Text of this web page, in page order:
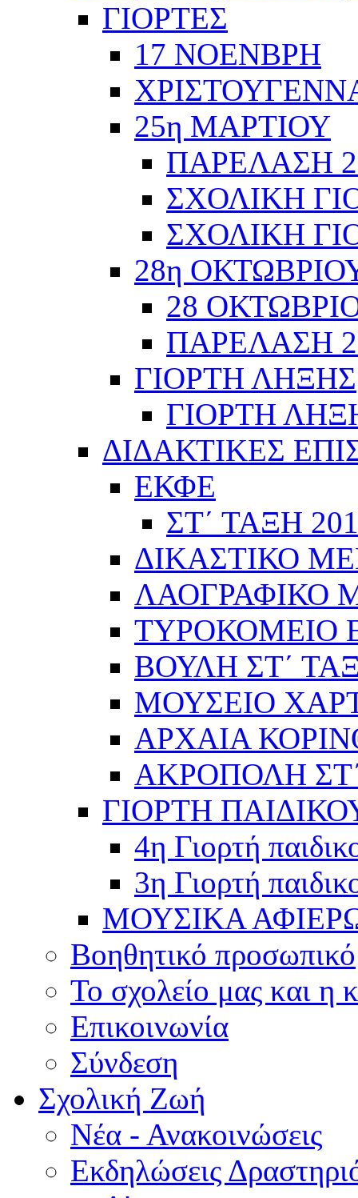
ΓΙΟΡΤΕΣ
17 ΝΟΕΝΒΡΗ
25η ΜΑΡΤΙΟΥ
ΠΑΡΕΛΑΣΗ
ΣΧΟΛΙΚΗ
ΣΧΟΛΙΚΗ
28η
28
ΠΑΡΕΛΑΣΗ
ΓΙΟΡΤΗ ΛΗΞΗΣ
ΓΙΟΡΤΗ
ΔΙΔΑΚΤΙΚΕΣ
ΕΚΦΕ
ΣΤ΄ ΤΑΞΗ
ΔΙΚΑΣΤΙΚΟ
ΛΑΟΓΡΑΦΙΚΟ
ΤΥΡΟΚΟΜΕΙΟ
ΒΟΥΛΗ ΣΤ΄
ΜΟΥΣΕΙΟ
ΑΡΧΑΙΑ
ΑΚΡΟΠΟΛΗ
ΓΙΟΡΤΗ
4η Γιορτή
3η Γιορτή
ΜΟΥΣΙΚΑ
Βοηθητικό προσωπικό
Το σχολείο μας και η
Επικοινωνία
Σύνδεση
Σχολική Ζωή
Νέα - Ανακοινώσεις
Εκδηλώσεις